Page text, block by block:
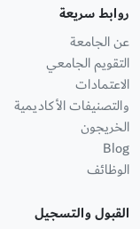
روابط سريعة
عن الجامعة
التقويم الجامعي
الاعتمادات
والتصنيفات الأكاديمية
الخريجون
Blog
الوظائف
القبول والتسجيل